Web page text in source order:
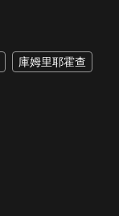
庫姆里耶霍查